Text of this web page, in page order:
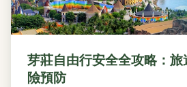
芽莊自由行安全全攻略：
險預防